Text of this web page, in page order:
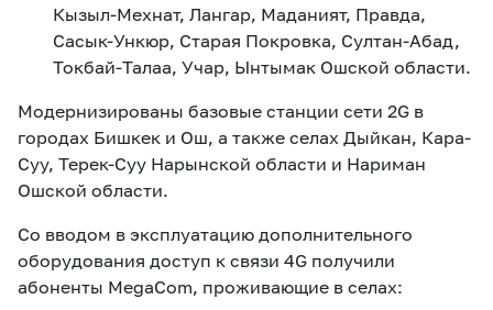
Кызыл-Мехнат, Лангар, Маданият, Правда,
Сасык-Ункюр, Старая Покровка, Султан-Абад,
Токбай-Талаа, Учар, Ынтымак Ошской области.
Модернизированы базовые станции сети 2G в
городах Бишкек и Ош, а также селах Дыйкан, Кара-
Суу, Терек-Суу Нарынской области и Нариман
Ошской области.
Со вводом в эксплуатацию дополнительного
оборудования доступ к связи 4G получили
абоненты MegaCom, проживающие в селах: